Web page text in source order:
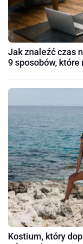
Jak znaleźć czas
9 sposobów, które
Kostium, który